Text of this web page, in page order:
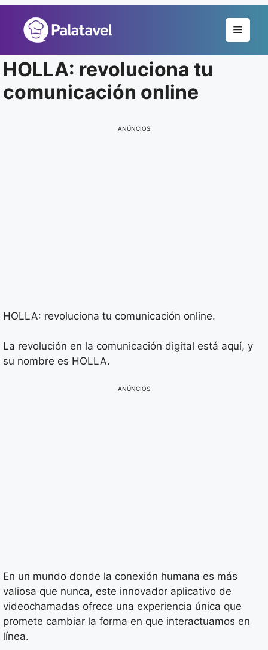
conteúdo
Menu
HOLLA: revoluciona tu
comunicación online
ANÚNCIOS
HOLLA: revoluciona tu comunicación online.
La revolución en la comunicación digital está aquí, y
su nombre es HOLLA.
ANÚNCIOS
En un mundo donde la conexión humana es más
valiosa que nunca, este innovador aplicativo de
videochamadas ofrece una experiencia única que
promete cambiar la forma en que interactuamos en
línea.